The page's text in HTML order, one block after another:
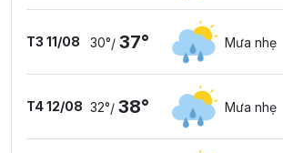
T3 11/08 30°/ 37° Mưa nhẹ
T4 12/08 32°/ 38° Mưa nhẹ